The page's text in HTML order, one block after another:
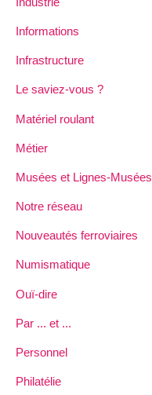
Informations
Infrastructure
Le saviez-vous ?
Matériel roulant
Métier
Musées et Lignes-Musées
Notre réseau
Nouveautés ferroviaires
Numismatique
Ouï-dire
Par ... et ...
Personnel
Philatélie